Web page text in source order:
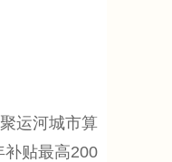
运河城市算
贴最高200